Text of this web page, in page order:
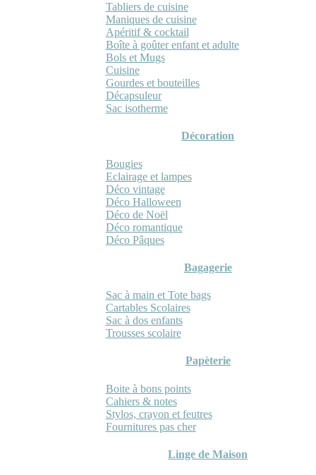
Tabliers de cuisine
Maniques de cuisine
Apéritif & cocktail
Boîte à goûter enfant et adulte
Bols et Mugs
Cuisine
Gourdes et bouteilles
Décapsuleur
Sac isotherme
Décoration
Bougies
Eclairage et lampes
Déco vintage
Déco Halloween
Déco de Noël
Déco romantique
Déco Pâques
Bagagerie
Sac à main et Tote bags
Cartables Scolaires
Sac à dos enfants
Trousses scolaire
Papèterie
Boite à bons points
Cahiers & notes
Stylos, crayon et feutres
Fournitures pas cher
Linge de Maison